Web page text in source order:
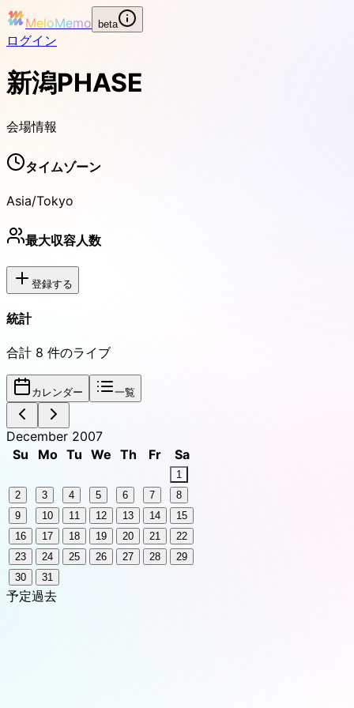
MeloMemo beta
ログイン
新潟PHASE
会場情報
タイムゾーン
Asia/Tokyo
最大収容人数
登録する
統計
合計 8 件のライブ
カレンダー 一覧
December 2007
Su
Mo Tu We Th Fr Sa
1
2
3 4 5 6 7
8
9
10 11 12 13 14
15
16
17 18 19 20 21
22
23
24 25 26 27 28
29
30
31
予定過去